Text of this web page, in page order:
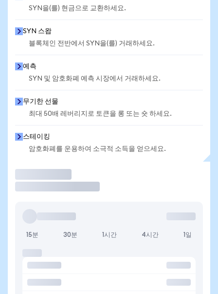
SYN을(를) 현금으로 교환하세요.
SYN 스왑
블록체인 전반에서 SYN을(를) 거래하세요.
예측
SYN 및 암호화폐 예측 시장에서 거래하세요.
무기한 선물
최대 50배 레버리지로 토큰을 롱 또는 숏 하세요.
스테이킹
암호화폐를 운용하여 소극적 소득을 얻으세요.
15분 30분 1시간 4시간 1일